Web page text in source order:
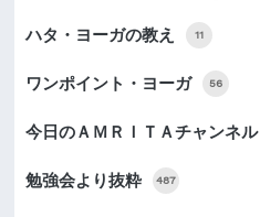
ハタ・ヨーガの教え 11
ワンポイント・ヨーガ 56
今日のＡＭＲＩＴＡチャンネル
勉強会より抜粋 487